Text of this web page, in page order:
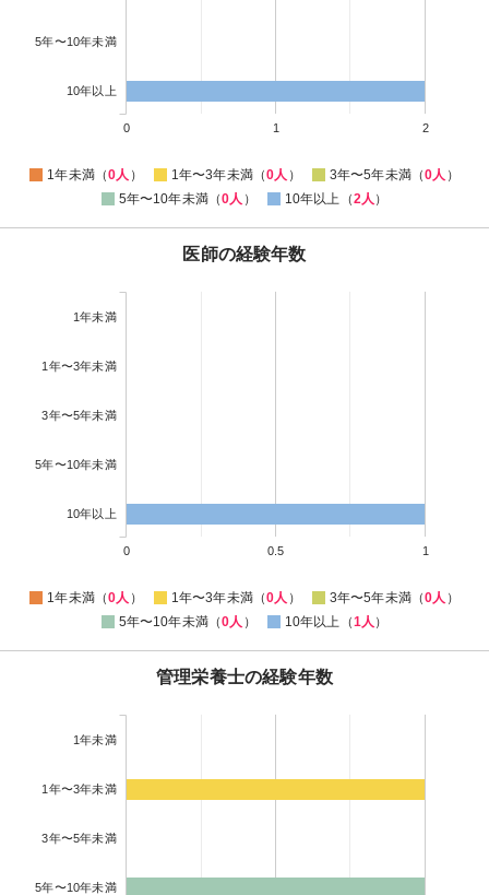
5年〜10年未満
10年以上
0 1 2
1年未満（0人 ） 1年〜3年未満（0人 ） 3年〜5年未満（0人 ）
5年〜10年未満（0人 ） 10年以上（2人 ）
医師の経験年数
1年未満
1年〜3年未満
3年〜5年未満
5年〜10年未満
10年以上
0 0.5 1
1年未満（0人 ） 1年〜3年未満（0人 ） 3年〜5年未満（0人 ）
5年〜10年未満（0人 ） 10年以上（1人 ）
管理栄養士の経験年数
1年未満
1年〜3年未満
3年〜5年未満
5年〜10年未満